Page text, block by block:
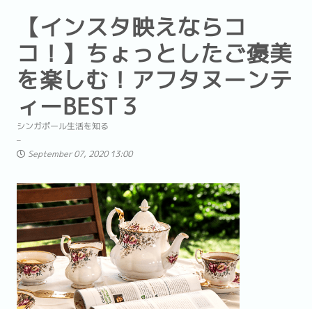
【インスタ映えならコ
コ！】ちょっとしたご褒美
を楽しむ！アフタヌーンテ
ィーBEST３
シンガポール生活を知る
September 07, 2020 13:00